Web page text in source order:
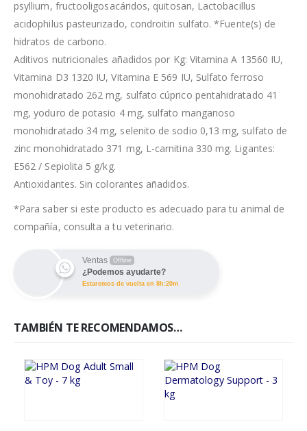
psyllium, fructooligosacáridos, quitosan, Lactobacillus
acidophilus pasteurizado, condroitin sulfato. *Fuente(s) de
hidratos de carbono.
Aditivos nutricionales añadidos por Kg: Vitamina A 13560 IU,
Vitamina D3 1320 IU, Vitamina E 569 IU, Sulfato ferroso
monohidratado 262 mg, sulfato cúprico pentahidratado 41
mg, yoduro de potasio 4 mg, sulfato manganoso
monohidratado 34 mg, selenito de sodio 0,13 mg, sulfato de
zinc monohidratado 371 mg, L-carnitina 330 mg. Ligantes:
E562 / Sepiolita 5 g/kg.
Antioxidantes. Sin colorantes añadidos.
*Para saber si este producto es adecuado para tu animal de
compañía, consulta a tu veterinario.
Ventas Offline
¿Podemos ayudarte?
Estaremos de vuelta en 8h:20m
TAMBIÉN TE RECOMENDAMOS…